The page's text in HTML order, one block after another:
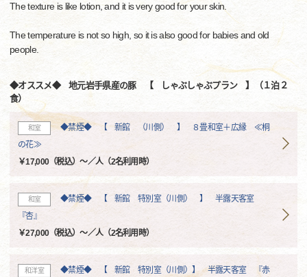
The texture is like lotion, and it is very good for your skin.
The temperature is not so high, so it is also good for babies and old
people.
◆オススメ◆ 地元岩手県産の豚 【 しゃぶしゃぶプラン 】（１泊２
食）
和室
◆禁煙◆ 【 新館 （川側） 】 ８畳和室＋広縁 ≪桐
の花≫
￥17,000（税込）～／人（2名利用時）
和室
◆禁煙◆ 【 新館 特別室（川側） 】 半露天客室
『杏』
￥27,000（税込）～／人（2名利用時）
和洋室
◆禁煙◆ 【 新館 特別室（川側）】 半露天客室 『赤